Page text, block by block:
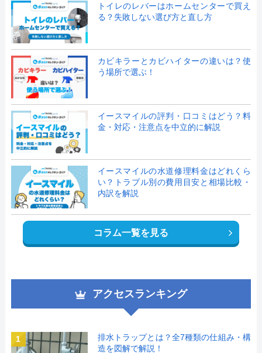
トイレのレバーはホームセンターで買え
る？失敗しない選び方と直し方
カビキラーとカビハイターの違いは？使
う場所で選ぶ！
イースマイルの評判・口コミはどう？料
金・対応・注意点を中立的に解説
イースマイルの水道修理料金はどれくら
い？トラブル別の費用目安と相場比較・
内訳を解説
コラム一覧を見る
アクセスランキング
1
排水トラップとは？全7種類の仕組み・構
造を図解で解説！